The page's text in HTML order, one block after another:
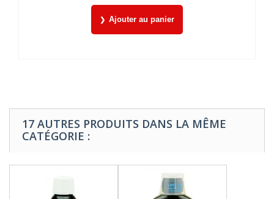
Ajouter au panier
17 AUTRES PRODUITS DANS LA MÊME
CATÉGORIE :